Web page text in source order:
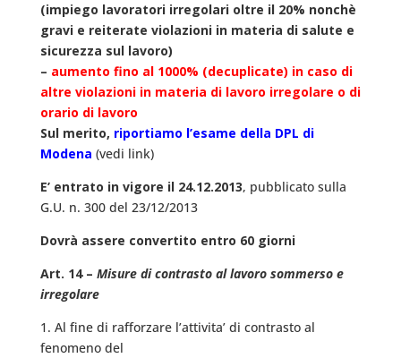
(impiego lavoratori irregolari oltre il 20% nonchè
gravi e reiterate violazioni in materia di salute e
sicurezza sul lavoro)
– aumento fino al 1000% (decuplicate) in caso di
altre violazioni in materia di lavoro irregolare o di
orario di lavoro
Sul merito, riportiamo l’esame della DPL di
Modena (vedi link)
E’ entrato in vigore il 24.12.2013, pubblicato sulla
G.U. n. 300 del 23/12/2013
Dovrà assere convertito entro 60 giorni
Art. 14 – Misure di contrasto al lavoro sommerso e
irregolare
1. Al fine di rafforzare l’attivita’ di contrasto al
fenomeno del